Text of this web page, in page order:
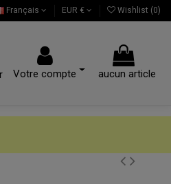
Français EUR € Wishlist (0)
Votre compte aucun article